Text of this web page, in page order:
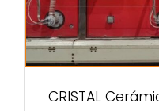
CRISTAL